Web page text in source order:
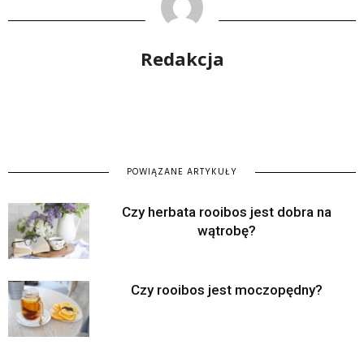
Redakcja
POWIĄZANE ARTYKUŁY
Czy herbata rooibos jest dobra na
wątrobę?
Czy rooibos jest moczopędny?